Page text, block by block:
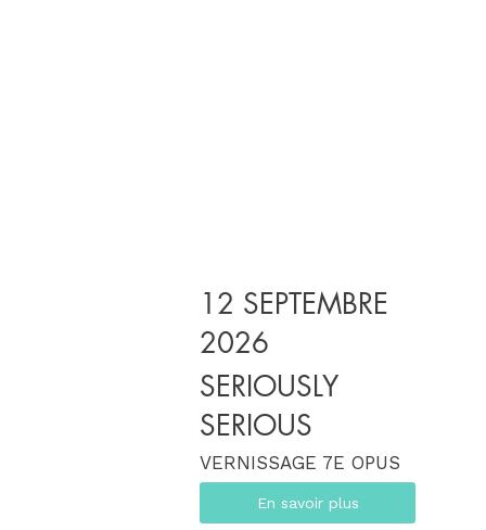
12 SEPTEMBRE
2026
SERIOUSLY
SERIOUS
VERNISSAGE 7E OPUS
En savoir plus